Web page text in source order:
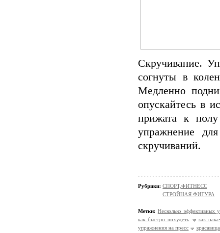
Скручивание.
согнуты в
Медленно
опускайтесь в
прижата к
упражнение
скручиваний.
Рубрики: СПОРТ,ФИТНЕСС
СТРОЙНАЯ ФИГУРА
Метки: Несколько эффективных
как быстро похудеть
как
упражнения на пресс